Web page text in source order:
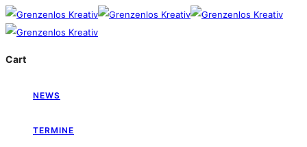
Cart
NEWS
TERMINE